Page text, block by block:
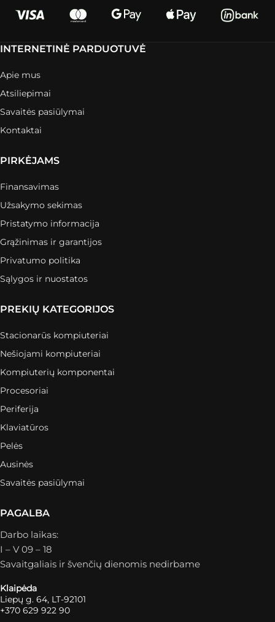
INTERNETINĖ PARDUOTUVĖ
Apie mus
Atsiliepimai
Savaitės pasiūlymai
Kontaktai
PIRKĖJAMS
Finansavimas
Užsakymo sekimas
Pristatymo informacija
Grąžinimas ir garantijos
Privatumo politika
Sąlygos ir nuostatos
PREKIŲ KATEGORIJOS
Stacionarūs kompiuteriai
Nešiojami kompiuteriai
Kompiuterių komponentai
Procesoriai
Periferija
Klaviatūros
Pelės
Ausinės
Savaitės pasiūlymai
PAGALBA
Darbo laikas:
I – V 09 – 18
Savaitgaliais ir švenčių dienomis nedirbame
Klaipėda
Liepų g. 64, LT-92101
+370 629 922 90